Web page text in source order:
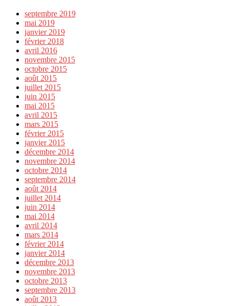
septembre 2019
mai 2019
janvier 2019
février 2018
avril 2016
novembre 2015
octobre 2015
août 2015
juillet 2015
juin 2015
mai 2015
avril 2015
mars 2015
février 2015
janvier 2015
décembre 2014
novembre 2014
octobre 2014
septembre 2014
août 2014
juillet 2014
juin 2014
mai 2014
avril 2014
mars 2014
février 2014
janvier 2014
décembre 2013
novembre 2013
octobre 2013
septembre 2013
août 2013